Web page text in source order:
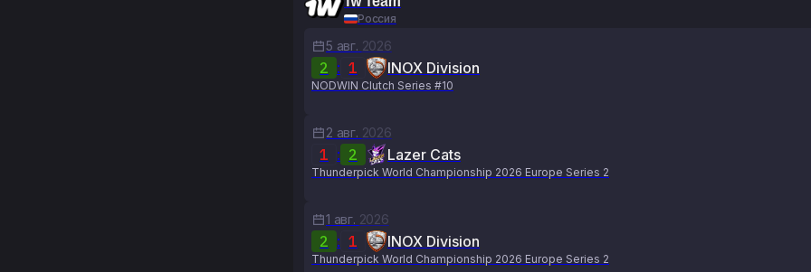
Россия
5 авг. 2026
2 : 1 INOX Division
NODWIN Clutch Series #10
2 авг. 2026
1 : 2 Lazer Cats
Thunderpick World Championship 2026 Europe Series 2
1 авг. 2026
2 : 1 INOX Division
Thunderpick World Championship 2026 Europe Series 2